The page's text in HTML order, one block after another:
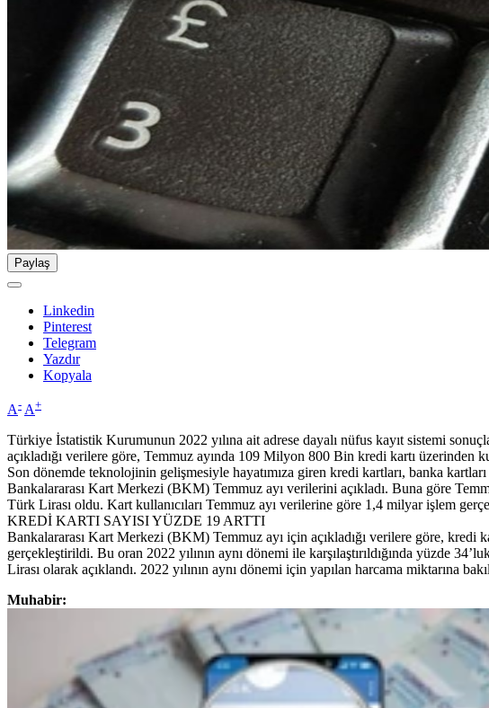
Paylaş
Linkedin
Pinterest
Telegram
Yazdır
Kopyala
A- A+
Türkiye İstatistik Kurumunun 2022 yılına ait adrese dayalı nüfus kayıt sistemi
açıkladığı verilere göre, Temmuz ayında 109 Milyon 800 Bin kredi kartı üzerinden
Son dönemde teknolojinin gelişmesiyle hayatımıza giren kredi kartları, banka
Bankalararası Kart Merkezi (BKM) Temmuz ayı verilerini açıkladı. Buna göre
Türk Lirası oldu. Kart kullanıcıları Temmuz ayı verilerine göre 1,4 milyar işlem
KREDİ KARTI SAYISI YÜZDE 19 ARTTI
Bankalararası Kart Merkezi (BKM) Temmuz ayı için açıkladığı verilere göre, kredi
gerçekleştirildi. Bu oran 2022 yılının aynı dönemi ile karşılaştırıldığında yüzde
Lirası olarak açıklandı. 2022 yılının aynı dönemi için yapılan harcama miktarına
Muhabir: